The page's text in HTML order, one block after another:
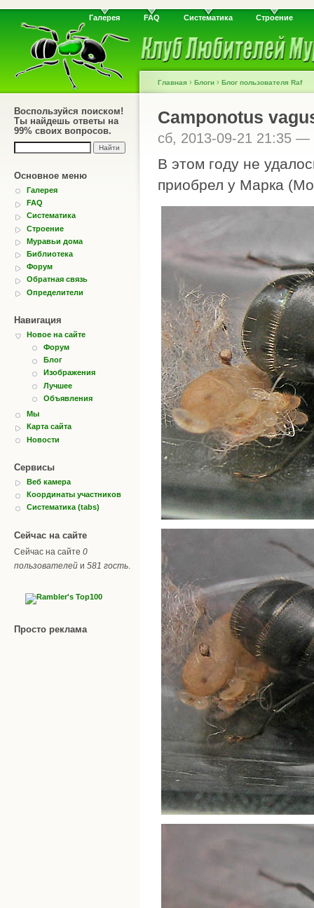
Галерея FAQ Систематика Строение
Воспользуйся поиском!
Ты найдешь ответы на
99% своих вопросов.
Основное меню
Галерея
FAQ
Систематика
Строение
Муравьи дома
Библиотека
Форум
Обратная связь
Определители
Навигация
Новое на сайте
Форум
Блог
Изображения
Лучшее
Объявления
Мы
Карта сайта
Новости
Сервисы
Веб камера
Координаты участников
Систематика (tabs)
Сейчас на сайте
Сейчас на сайте 0
пользователей и 581 гость
Просто реклама
Главная › Блоги › Блог пользователя Raf
Camponotus
сб, 2013-09-21 21:35 —
В этом году не
приобрел у Марка